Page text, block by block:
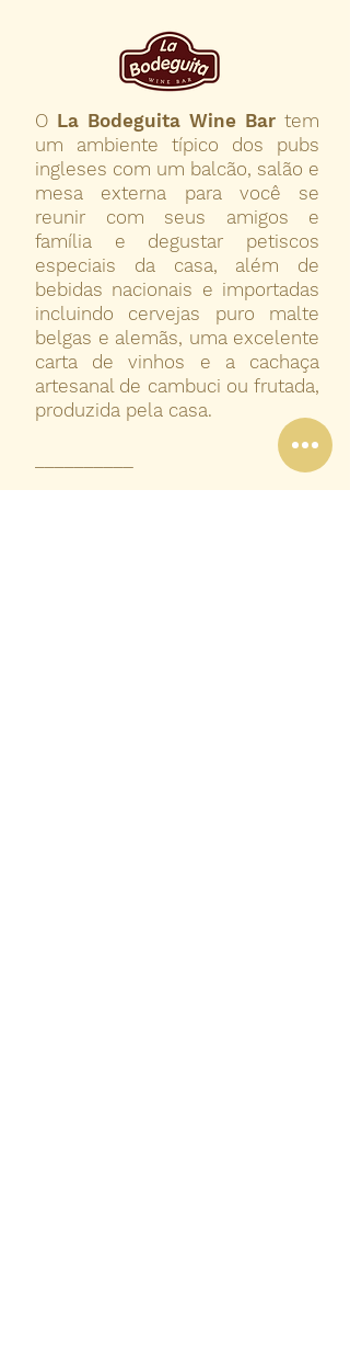
O La Bodeguita Wine Bar tem
um ambiente típico dos pubs
ingleses com um balcão, salão e
mesa externa para você se
reunir com seus amigos e
família e degustar petiscos
especiais da casa, além de
bebidas nacionais e importadas
incluindo cervejas puro malte
belgas e alemãs, uma excelente
carta de vinhos e a cachaça
artesanal de cambuci ou frutada,
produzida pela casa.